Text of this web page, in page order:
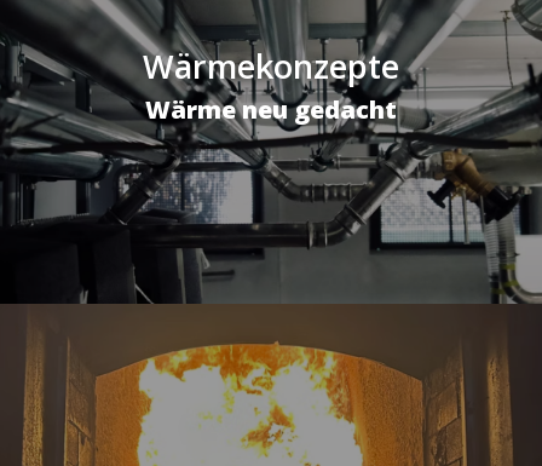
Wärmekonzepte
Wärme neu gedacht